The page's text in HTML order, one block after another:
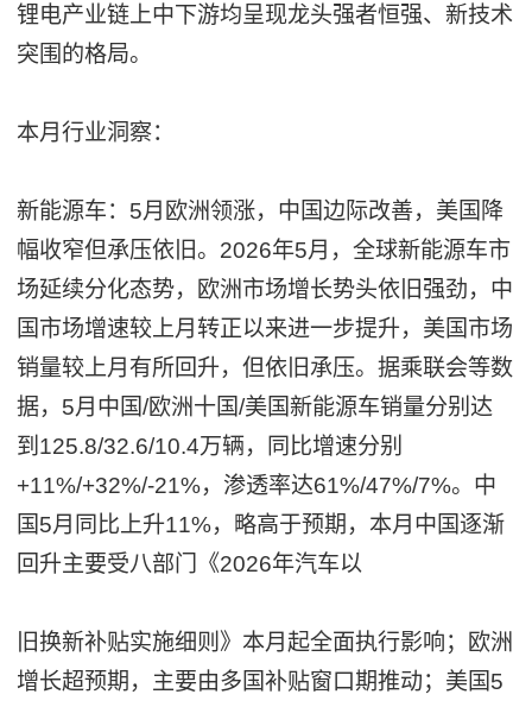
锂电产业链上中下游均呈现龙头强者恒强、新技术
突围的格局。
本月行业洞察：
新能源车：5月欧洲领涨，中国边际改善，美国降
幅收窄但承压依旧。2026年5月，全球新能源车市
场延续分化态势，欧洲市场增长势头依旧强劲，中
国市场增速较上月转正以来进一步提升，美国市场
销量较上月有所回升，但依旧承压。据乘联会等数
据，5月中国/欧洲十国/美国新能源车销量分别达
到125.8/32.6/10.4万辆，同比增速分别
+11%/+32%/-21%，渗透率达61%/47%/7%。中
国5月同比上升11%，略高于预期，本月中国逐渐
回升主要受八部门《2026年汽车以
旧换新补贴实施细则》本月起全面执行影响；欧洲
增长超预期，主要由多国补贴窗口期推动；美国5